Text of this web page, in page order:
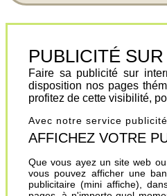
PUBLICITÉ
Faire sa publicité sur
disposition nos pages
profitez de cette visibilité,
Avec notre service
AFFICHEZ VOTRE
Que vous ayez un site web ou
vous pouvez afficher une
publicitaire (mini affiche),